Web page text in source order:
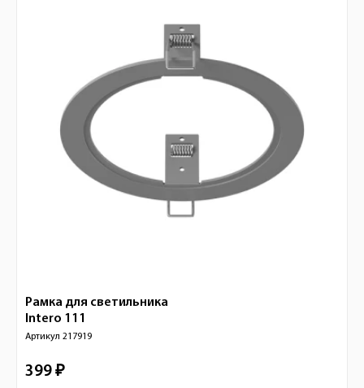
Рамка для светильника
Intero 111
Артикул 217919
399 ₽